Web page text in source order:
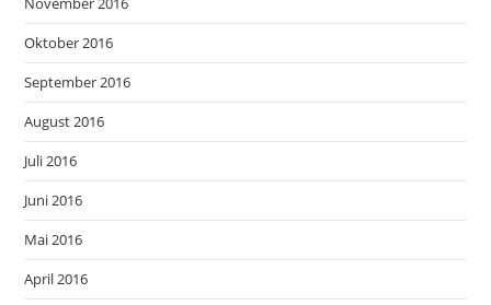
Oktober 2016
September 2016
August 2016
Juli 2016
Juni 2016
Mai 2016
April 2016